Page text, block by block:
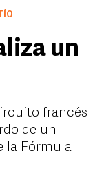
un
francés
de un
la Fórmula